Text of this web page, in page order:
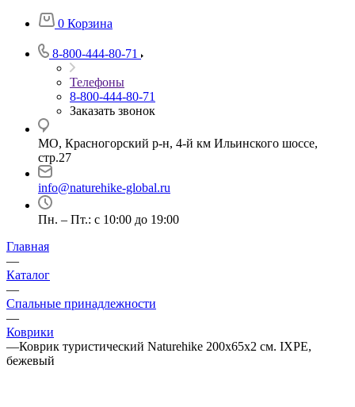
0 Корзина
8-800-444-80-71
Телефоны
8-800-444-80-71
Заказать звонок
МО, Красногорский р-н, 4-й км Ильинского шоссе,
стр.27
info@naturehike-global.ru
Пн. – Пт.: с 10:00 до 19:00
Главная
—
Каталог
—
Спальные принадлежности
—
Коврики
—Коврик туристический Naturehike 200х65х2 см. IXPE,
бежевый